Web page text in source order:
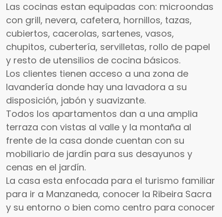
Las cocinas estan equipadas con: microondas
con grill, nevera, cafetera, hornillos, tazas,
cubiertos, cacerolas, sartenes, vasos,
chupitos, cubertería, servilletas, rollo de papel
y resto de utensilios de cocina básicos.
Los clientes tienen acceso a una zona de
lavandería donde hay una lavadora a su
disposición, jabón y suavizante.
Todos los apartamentos dan a una amplia
terraza con vistas al valle y la montaña al
frente de la casa donde cuentan con su
mobiliario de jardín para sus desayunos y
cenas en el jardín.
La casa esta enfocada para el turismo familiar
para ir a Manzaneda, conocer la Ribeira Sacra
y su entorno o bien como centro para conocer